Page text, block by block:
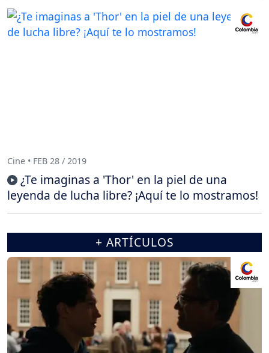
Cine • FEB 28 / 2019
¿Te imaginas a 'Thor' en la piel de una
leyenda de lucha libre? ¡Aquí te lo mostramos!
+ ARTÍCULOS